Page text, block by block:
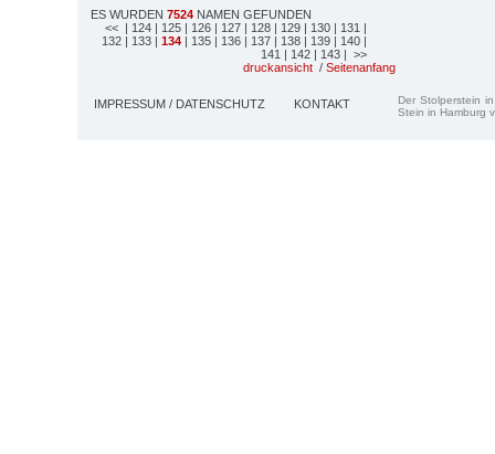
ES WURDEN 7524 NAMEN GEFUNDEN
<< | 124 | 125 | 126 | 127 | 128 | 129 | 130 | 131 |
132 | 133 | 134 | 135 | 136 | 137 | 138 | 139 | 140 |
141 | 142 | 143 | >>
druckansicht / Seitenanfang
IMPRESSUM / DATENSCHUTZ KONTAKT
Der Stolperstein
Stein in Hamburg